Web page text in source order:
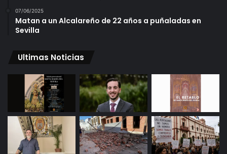
07/06/2025
Matan a un Alcalareño de 22 años a puñaladas en
Sevilla
Ultimas Noticias